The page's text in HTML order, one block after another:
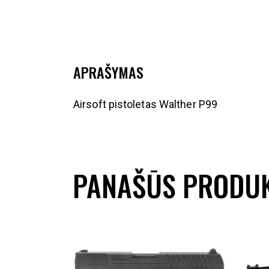
APRAŠYMAS
Airsoft pistoletas Walther P99
PANAŠŪS